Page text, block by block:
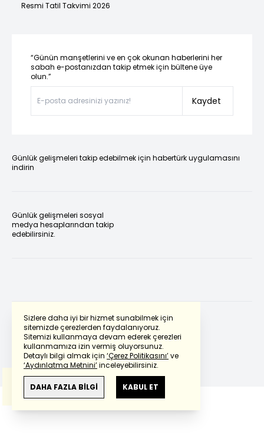
Sizlere daha iyi bir hizmet sunabilmek için
sitemizde çerezlerden faydalanıyoruz.
Sitemizi kullanmaya devam ederek çerezleri
kullanmamıza izin vermiş oluyorsunuz.
Detaylı bilgi almak için ‘Çerez Politikasını’ve
‘Aydınlatma Metnini’inceleyebilirsiniz.
DAHA FAZLA BİLGİ KABUL ET
Resmi Tatil Takvimi 2026
“Günün manşetlerini ve en çok okunan haberlerini her
sabah e-postanızdan takip etmek için bültene üye
olun.”
Kaydet
Günlük gelişmeleri takip edebilmek için habertürk uygulamasını
indirin
Günlük gelişmeleri sosyal
medya hesaplarından takip
edebilirsiniz.
Powered by Translate
Bu çevirideGoogle Transletekullanılmıştır.
Anlam ve çeviri hatalarından
haberturk.com
sorumlu değildir.